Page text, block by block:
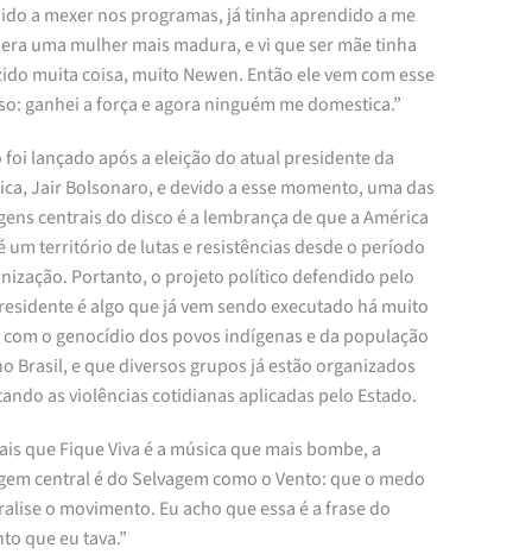
a mexer nos programas, já tinha aprendido a me
uma mulher mais madura, e vi que ser mãe tinha
muita coisa, muito Newen. Então ele vem com esse
ganhei a força e agora ninguém me domestica.”
foi lançado após a eleição do atual presidente da
Jair Bolsonaro, e devido a esse momento, uma das
centrais do disco é a lembrança de que a América
um território de lutas e resistências desde o período
Portanto, o projeto político defendido pelo
é algo que já vem sendo executado há muito
o genocídio dos povos indígenas e da população
Brasil, e que diversos grupos já estão organizados
as violências cotidianas aplicadas pelo Estado.
que Fique Viva é a música que mais bombe, a
central é do Selvagem como o Vento: que o medo
o movimento. Eu acho que essa é a frase do
que eu tava.”